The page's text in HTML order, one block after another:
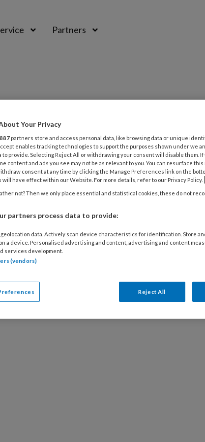
Partners
TIJDSCHRIFT PREVENTIE
Nee, tenzij
klok is verantwoordelijk voor het dag-
van verschillende processen zoals het regelen
bloeddruk en slaap-waakritme.
(bewegen en eten) en worden ze
aan kunstmatig licht, op tijden dat het lichaam
in rust is. Nachtwerkers slapen juist op tijden
Your Privacy
887 partners store and access personal data, like browsing data or unique
enables tracking technologies to support the purposes shown under we
to provide. Selecting Reject All or withdrawing your consent will disable them.
content and ads you see may not be as relevant to you. You can resurface
consent at any time by clicking the Manage Preferences link on the
will have effect within our Website. For more details, refer to our Privacy Policy.
not? Then we only place essential and statistical cookies, these do not
partners process data to provide:
data. Actively scan device characteristics for identification. Store
a device. Personalised advertising and content, advertising and content
services development.
(vendors)
Reject All